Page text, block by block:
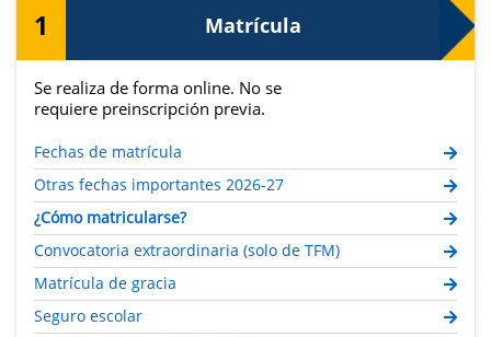
1 Matrícula
Se realiza de forma online. No se
requiere preinscripción previa.
Fechas de matrícula
Otras fechas importantes 2026-27
¿Cómo matricularse?
Convocatoria extraordinaria (solo de TFM)
Matrícula de gracia
Seguro escolar